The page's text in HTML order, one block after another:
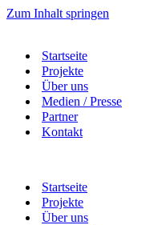
Zum Inhalt springen
Startseite
Projekte
Über uns
Medien / Presse
Partner
Kontakt
Startseite
Projekte
Über uns